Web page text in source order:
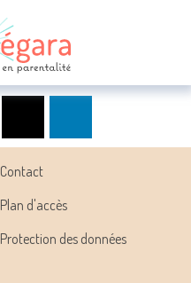
Contact
Plan d'accès
Protection des données